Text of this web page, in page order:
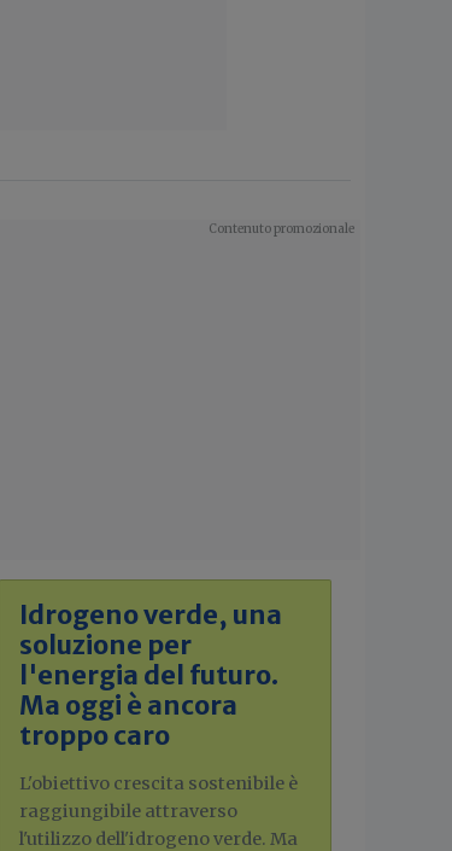
Idrogeno verde, una
soluzione per
l'energia del futuro.
Ma oggi è ancora
troppo caro
L'obiettivo crescita sostenibile è
raggiungibile attraverso
l'utilizzo dell'idrogeno verde. Ma